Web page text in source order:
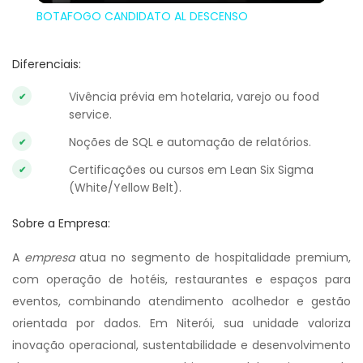
BOTAFOGO CANDIDATO AL DESCENSO
Diferenciais:
Vivência prévia em hotelaria, varejo ou food
service.
Noções de SQL e automação de relatórios.
Certificações ou cursos em Lean Six Sigma
(White/Yellow Belt).
Sobre a Empresa:
A empresaatua no segmento de hospitalidade premium,
com operação de hotéis, restaurantes e espaços para
eventos, combinando atendimento acolhedor e gestão
orientada por dados. Em Niterói, sua unidade valoriza
inovação operacional, sustentabilidade e desenvolvimento